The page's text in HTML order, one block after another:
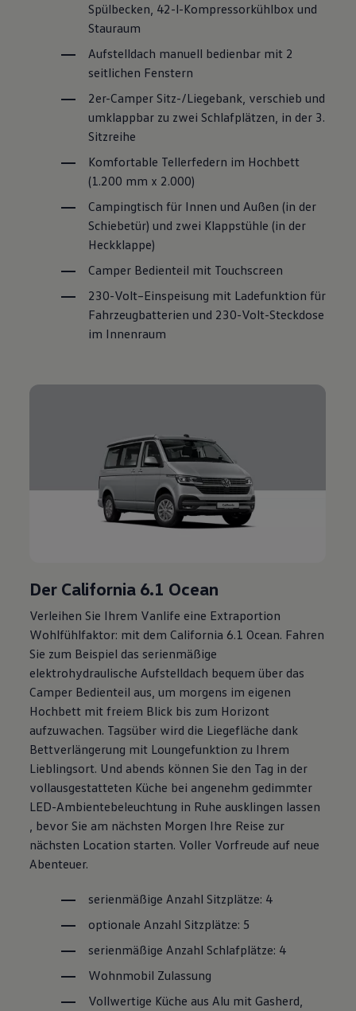
Spülbecken, 42-l-Kompressorkühlbox und
Stauraum
Aufstelldach manuell bedienbar mit 2
seitlichen Fenstern
2er-Camper Sitz-/Liegebank, verschieb und
umklappbar zu zwei Schlafplätzen, in der 3.
Sitzreihe
Komfortable Tellerfedern im Hochbett
(1.200 mm x 2.000)
Campingtisch für Innen und Außen (in der
Schiebetür) und zwei Klappstühle (in der
Heckklappe)
Camper Bedienteil mit Touchscreen
230-Volt–Einspeisung mit Ladefunktion für
Fahrzeugbatterien und 230-Volt-Steckdose
im Innenraum
Der California6.1 Ocean
Verleihen Sie Ihrem Vanlife eine Extraportion
Wohlfühlfaktor: mit dem California 6.1 Ocean. Fahren
Sie zum Beispiel das serienmäßige
elektrohydraulische Aufstelldach bequem über das
Camper Bedienteil aus, um morgens im eigenen
Hochbett mit freiem Blick bis zum Horizont
aufzuwachen. Tagsüber wird die Liegefläche dank
Bettverlängerung mit Loungefunktion zu Ihrem
Lieblingsort. Und abends können Sie den Tag in der
vollausgestatteten Küche bei angenehm gedimmter
LED-Ambientebeleuchtung in Ruhe ausklingen lassen
, bevor Sie am nächsten Morgen Ihre Reise zur
nächsten Location starten. Voller Vorfreude auf neue
Abenteuer.
serienmäßige Anzahl Sitzplätze: 4
optionale Anzahl Sitzplätze: 5
serienmäßige Anzahl Schlafplätze: 4
Wohnmobil Zulassung
Vollwertige Küche aus Alu mit Gasherd,